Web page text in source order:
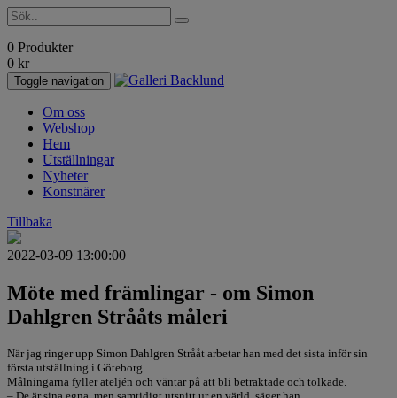
0 Produkter
0 kr
Toggle navigation
Om oss
Webshop
Hem
Utställningar
Nyheter
Konstnärer
Tillbaka
2022-03-09 13:00:00
Möte med främlingar - om Simon
Dahlgren Strååts måleri
När jag ringer upp Simon Dahlgren Strååt arbetar han med det sista inför sin
första utställning i Göteborg.
Målningarna fyller ateljén och väntar på att bli betraktade och tolkade.